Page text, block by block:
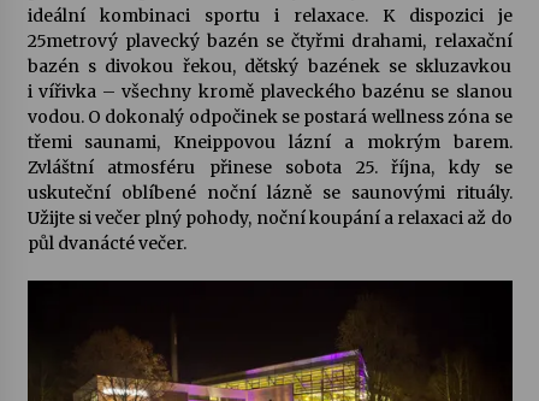
ideální kombinaci sportu i relaxace. K dispozici je
25metrový plavecký bazén se čtyřmi drahami, relaxační
bazén s divokou řekou, dětský bazének se skluzavkou
i vířivka – všechny kromě plaveckého bazénu se slanou
vodou. O dokonalý odpočinek se postará wellness zóna se
třemi saunami, Kneippovou lázní a mokrým barem.
Zvláštní atmosféru přinese sobota 25. října, kdy se
uskuteční oblíbené noční lázně se saunovými rituály.
Užijte si večer plný pohody, noční koupání a relaxaci až do
půl dvanácté večer.